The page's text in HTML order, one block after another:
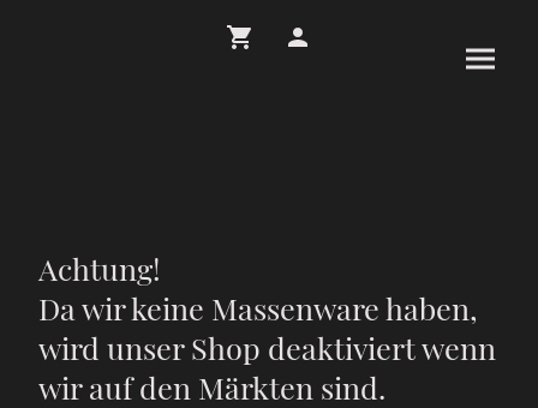
Achtung!
Da wir keine Massenware haben,
wird unser Shop deaktiviert wenn
wir auf den Märkten sind.